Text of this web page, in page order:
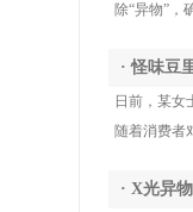
除“异物”，
· 怪味豆
日前，某女
随着消费者
· X光异